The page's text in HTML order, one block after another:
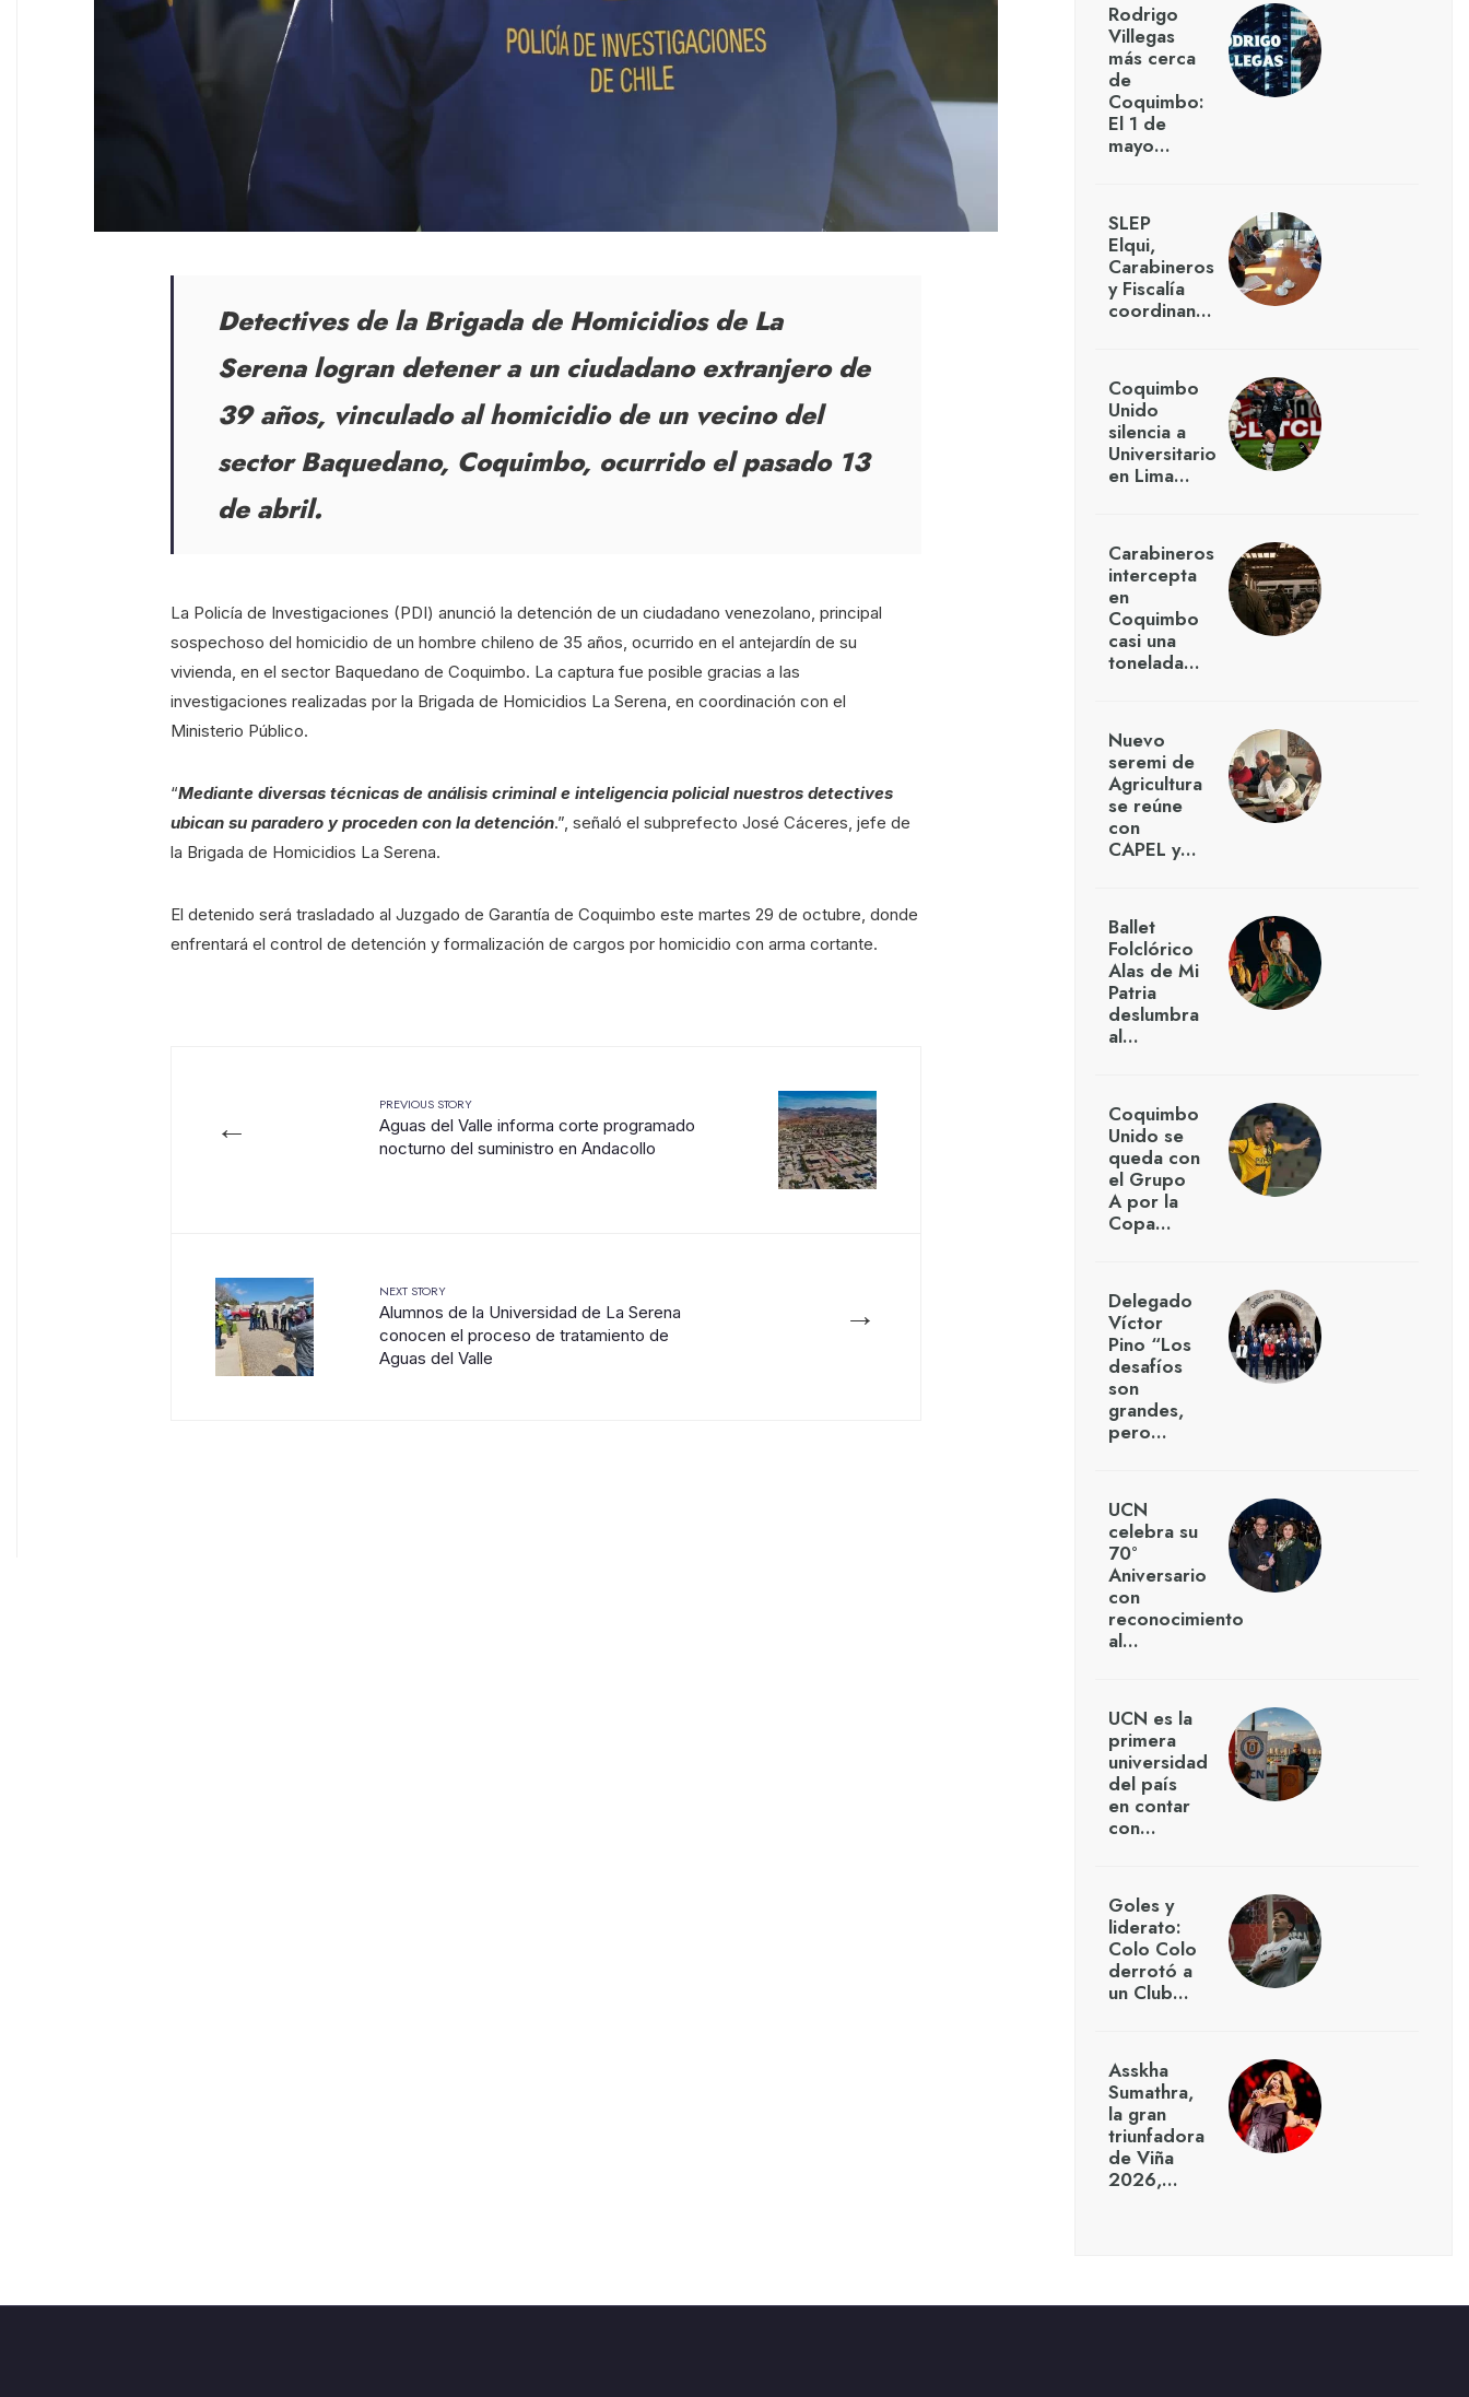
Detectives de la Brigada de Homicidios de La
Serena logran detener a un ciudadano extranjero de
39 años, vinculado al homicidio de un vecino del
sector Baquedano, Coquimbo, ocurrido el pasado 13
de abril.
La Policía de Investigaciones (PDI) anunció la detención de un ciudadano venezolano, principal
sospechoso del homicidio de un hombre chileno de 35 años, ocurrido en el antejardín de su
vivienda, en el sector Baquedano de Coquimbo. La captura fue posible gracias a las
investigaciones realizadas por la Brigada de Homicidios La Serena, en coordinación con el
Ministerio Público.
“Mediante diversas técnicas de análisis criminal e inteligencia policial nuestros detectives
ubican su paradero y proceden con la detención.”, señaló el subprefecto José Cáceres, jefe de
la Brigada de Homicidios La Serena.
El detenido será trasladado al Juzgado de Garantía de Coquimbo este martes 29 de octubre, donde
enfrentará el control de detención y formalización de cargos por homicidio con arma cortante.
←
PREVIOUS STORY
Aguas del Valle informa corte programado
nocturno del suministro en Andacollo
→
NEXT STORY
Alumnos de la Universidad de La Serena
conocen el proceso de tratamiento de
Aguas del Valle
Rodrigo
Villegas
más cerca
de
Coquimbo:
El 1 de
mayo…
SLEP
Elqui,
Carabineros
y Fiscalía
coordinan…
Coquimbo
Unido
silencia a
Universitario
en Lima…
Carabineros
intercepta
en
Coquimbo
casi una
tonelada…
Nuevo
seremi de
Agricultura
se reúne
con
CAPEL y…
Ballet
Folclórico
Alas de Mi
Patria
deslumbra
al…
Coquimbo
Unido se
queda con
el Grupo
A por la
Copa…
Delegado
Víctor
Pino “Los
desafíos
son
grandes,
pero…
UCN
celebra su
70°
Aniversario
con
reconocimiento
al…
UCN es la
primera
universidad
del país
en contar
con…
Goles y
liderato:
Colo Colo
derrotó a
un Club…
Asskha
Sumathra,
la gran
triunfadora
de Viña
2026,…